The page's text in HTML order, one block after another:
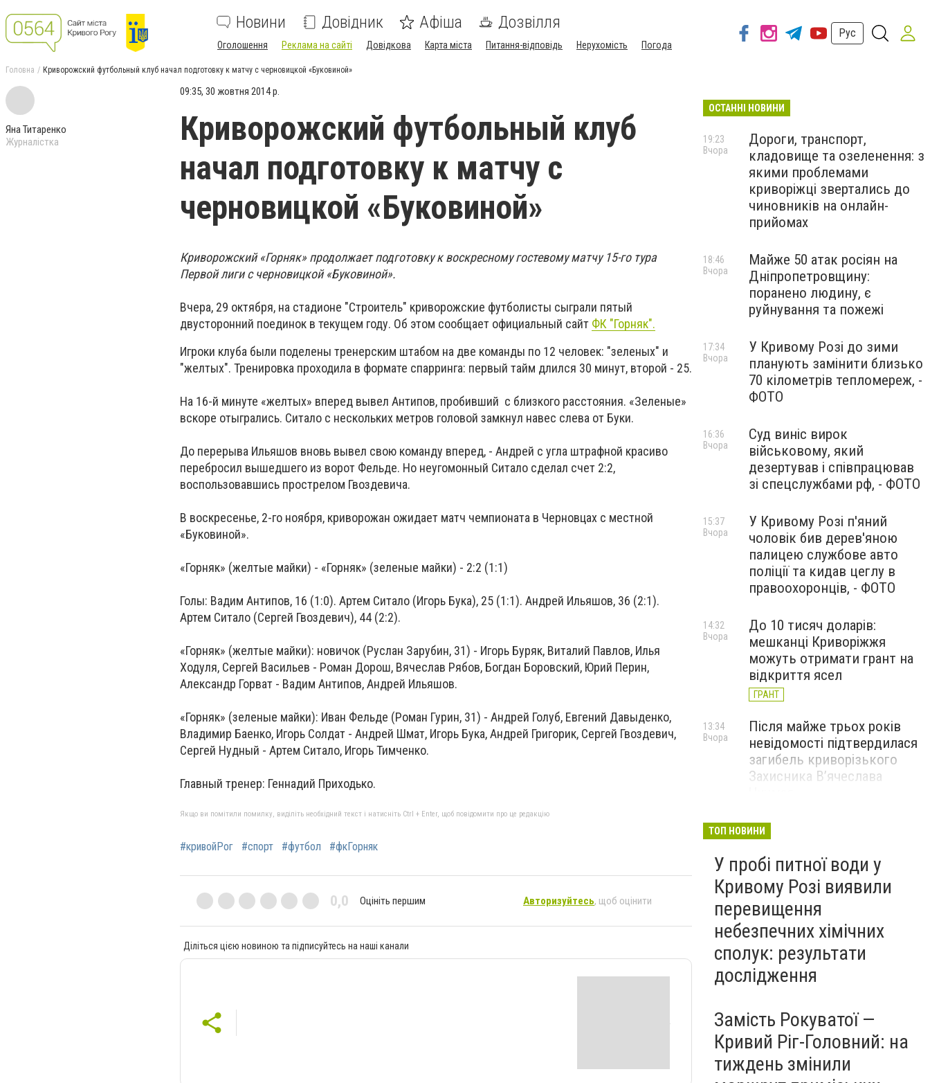
Новини Довідник Афіша Дозвілля
Оголошення Реклама на сайті Довідкова Карта міста Питання-відповідь Нерухомість Погода
Рус
Головна Криворожский футбольный клуб начал подготовку к матчу с черновицкой «Буковиной»
Яна Титаренко
Журналістка
09:35, 30 жовтня 2014 р.
Криворожский футбольный клуб
начал подготовку к матчу с
черновицкой «Буковиной»
Криворожский «Горняк» продолжает подготовку к воскресному гостевому матчу 15-го тура
Первой лиги с черновицкой «Буковиной».
Вчера, 29 октября, на стадионе "Строитель" криворожские футболисты сыграли пятый
двусторонний поединок в текущем году. Об этом сообщает официальный сайт ФК "Горняк".
Игроки клуба были поделены тренерским штабом на две команды по 12 человек: "зеленых" и
"желтых". Тренировка проходила в формате спарринга: первый тайм длился 30 минут, второй - 25.
На 16-й минуте «желтых» вперед вывел Антипов, пробивший с близкого расстояния. «Зеленые»
вскоре отыгрались. Ситало с нескольких метров головой замкнул навес слева от Буки.
До перерыва Ильяшов вновь вывел свою команду вперед, - Андрей с угла штрафной красиво
перебросил вышедшего из ворот Фельде. Но неугомонный Ситало сделал счет 2:2,
воспользовавшись прострелом Гвоздевича.
В воскресенье, 2-го ноября, криворожан ожидает матч чемпионата в Черновцах с местной
«Буковиной».
«Горняк» (желтые майки) - «Горняк» (зеленые майки) - 2:2 (1:1)
Голы: Вадим Антипов, 16 (1:0). Артем Ситало (Игорь Бука), 25 (1:1). Андрей Ильяшов, 36 (2:1).
Артем Ситало (Сергей Гвоздевич), 44 (2:2).
«Горняк» (желтые майки): новичок (Руслан Зарубин, 31) - Игорь Буряк, Виталий Павлов, Илья
Ходуля, Сергей Васильев - Роман Дорош, Вячеслав Рябов, Богдан Боровский, Юрий Перин,
Александр Горват - Вадим Антипов, Андрей Ильяшов.
«Горняк» (зеленые майки): Иван Фельде (Роман Гурин, 31) - Андрей Голуб, Евгений Давыденко,
Владимир Баенко, Игорь Солдат - Андрей Шмат, Игорь Бука, Андрей Григорик, Сергей Гвоздевич,
Сергей Нудный - Артем Ситало, Игорь Тимченко.
Главный тренер: Геннадий Приходько.
Якщо ви помітили помилку, виділіть необхідний текст і натисніть Ctrl + Enter, щоб повідомити про це редакцію
#кривойРог #спорт #футбол #фкГорняк
0,0 Оцініть першим Авторизуйтесь, щоб оцінити
Діліться цією новиною та підписуйтесь на наші канали
ОСТАННІ НОВИНИ
Дороги, транспорт,
кладовище та озеленення: з
якими проблемами
криворіжці звертались до
чиновників на онлайн-
прийомах
19:23
Вчора
Майже 50 атак росіян на
Дніпропетровщину:
поранено людину, є
руйнування та пожежі
18:46
Вчора
У Кривому Розі до зими
планують замінити близько
70 кілометрів тепломереж, -
ФОТО
17:34
Вчора
Суд виніс вирок
військовому, який
дезертував і співпрацював
зі спецслужбами рф, - ФОТО
16:36
Вчора
У Кривому Розі п'яний
чоловік бив дерев'яною
палицею службове авто
поліції та кидав цеглу в
правоохоронців, - ФОТО
15:37
Вчора
До 10 тисяч доларів:
мешканці Криворіжжя
можуть отримати грант на
відкриття ясел
ГРАНТ
14:32
Вчора
Після майже трьох років
невідомості підтвердилася
загибель криворізького
Захисника В’ячеслава
13:34
Вчора
У Кривому Розі шукають
знаходиться на балансі
театру ляльок: стартова
ціна — 268 грн на місяць, -
ФОТО
12:36
Вчора
ТОП НОВИНИ
У пробі питної води у
Кривому Розі виявили
перевищення
небезпечних хімічних
сполук: результати
дослідження
Замість Рокуватої —
Кривий Ріг-Головний: на
тиждень змінили